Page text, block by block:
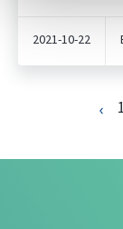
2021-10-22